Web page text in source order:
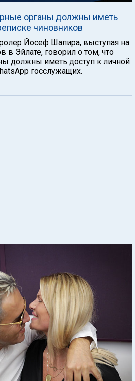
органы должны иметь
чиновников
Йосеф Шапира, выступая на
в Эйлате, говорил о том, что
должны иметь доступ к личной
госслужащих.